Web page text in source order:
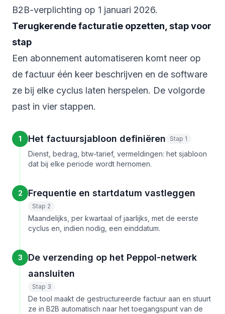
B2B-verplichting op 1 januari 2026.
Terugkerende facturatie opzetten, stap voor
stap
Een abonnement automatiseren komt neer op
de factuur één keer beschrijven en de software
ze bij elke cyclus laten herspelen. De volgorde
past in vier stappen.
1 Het factuursjabloon definiëren Stap 1
Dienst, bedrag, btw-tarief, vermeldingen: het sjabloon
dat bij elke periode wordt hernomen.
2 Frequentie en startdatum vastleggen
Stap 2
Maandelijks, per kwartaal of jaarlijks, met de eerste
cyclus en, indien nodig, een einddatum.
3
De verzending op het Peppol-netwerk
aansluiten
Stap 3
De tool maakt de gestructureerde factuur aan en stuurt
ze in B2B automatisch naar het toegangspunt van de